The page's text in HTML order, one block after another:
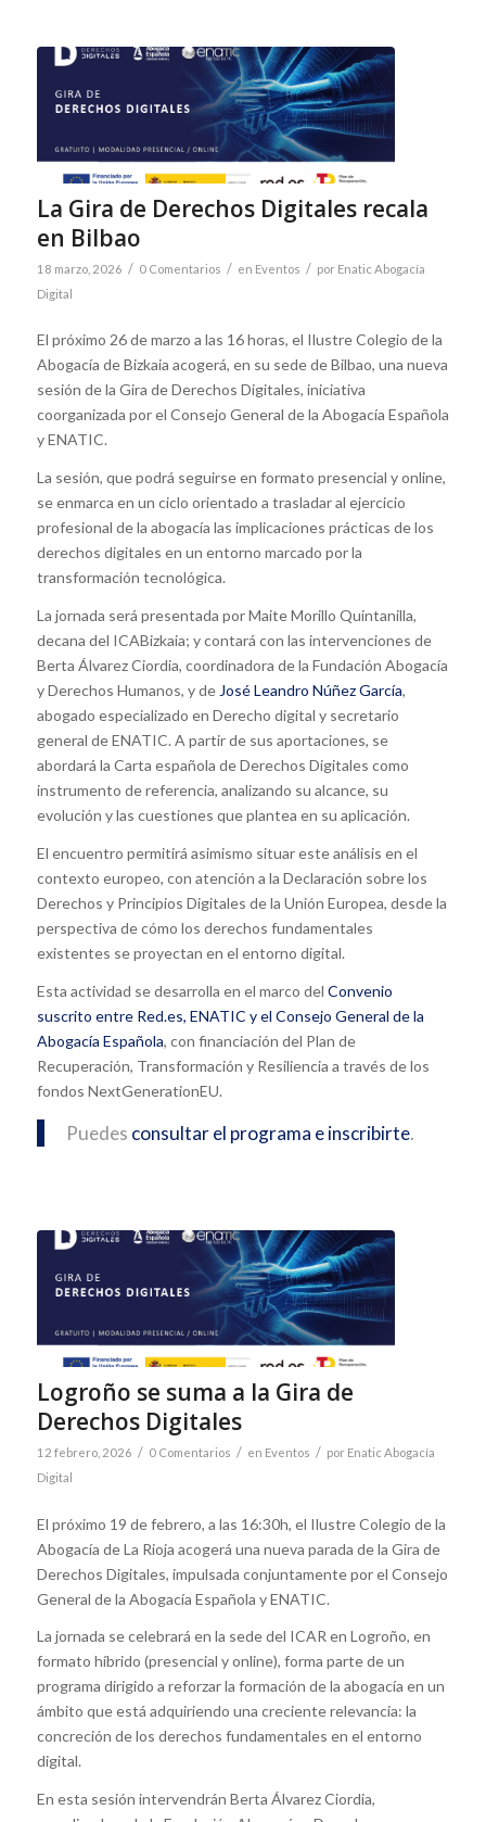
La Gira de Derechos Digitales recala
en Bilbao
18 marzo, 2026 / 0 Comentarios / en Eventos / por Enatic Abogacía
Digital
El próximo 26 de marzo a las 16 horas, el Ilustre Colegio de la
Abogacía de Bizkaia acogerá, en su sede de Bilbao, una nueva
sesión de la Gira de Derechos Digitales, iniciativa
coorganizada por el Consejo General de la Abogacía Española
y ENATIC.
La sesión, que podrá seguirse en formato presencial y online,
se enmarca en un ciclo orientado a trasladar al ejercicio
profesional de la abogacía las implicaciones prácticas de los
derechos digitales en un entorno marcado por la
transformación tecnológica.
La jornada será presentada por Maite Morillo Quintanilla,
decana del ICABizkaia; y contará con las intervenciones de
Berta Álvarez Ciordia, coordinadora de la Fundación Abogacía
y Derechos Humanos, y de José Leandro Núñez García,
abogado especializado en Derecho digital y secretario
general de ENATIC. A partir de sus aportaciones, se
abordará la Carta española de Derechos Digitales como
instrumento de referencia, analizando su alcance, su
evolución y las cuestiones que plantea en su aplicación.
El encuentro permitirá asimismo situar este análisis en el
contexto europeo, con atención a la Declaración sobre los
Derechos y Principios Digitales de la Unión Europea, desde la
perspectiva de cómo los derechos fundamentales
existentes se proyectan en el entorno digital.
Esta actividad se desarrolla en el marco del Convenio
suscrito entre Red.es, ENATIC y el Consejo General de la
Abogacía Española, con financiación del Plan de
Recuperación, Transformación y Resiliencia a través de los
fondos NextGenerationEU.
Puedes consultar el programa e inscribirte.
Logroño se suma a la Gira de
Derechos Digitales
12 febrero, 2026 / 0 Comentarios / en Eventos / por Enatic Abogacía
Digital
El próximo 19 de febrero, a las 16:30h, el Ilustre Colegio de la
Abogacía de La Rioja acogerá una nueva parada de la Gira de
Derechos Digitales, impulsada conjuntamente por el Consejo
General de la Abogacía Española y ENATIC.
La jornada se celebrará en la sede del ICAR en Logroño, en
formato híbrido (presencial y online), forma parte de un
programa dirigido a reforzar la formación de la abogacía en un
ámbito que está adquiriendo una creciente relevancia: la
concreción de los derechos fundamentales en el entorno
digital.
En esta sesión intervendrán Berta Álvarez Ciordia,